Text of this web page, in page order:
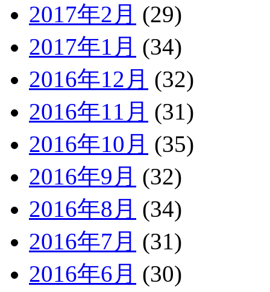
2017年2月 (29)
2017年1月 (34)
2016年12月 (32)
2016年11月 (31)
2016年10月 (35)
2016年9月 (32)
2016年8月 (34)
2016年7月 (31)
2016年6月 (30)